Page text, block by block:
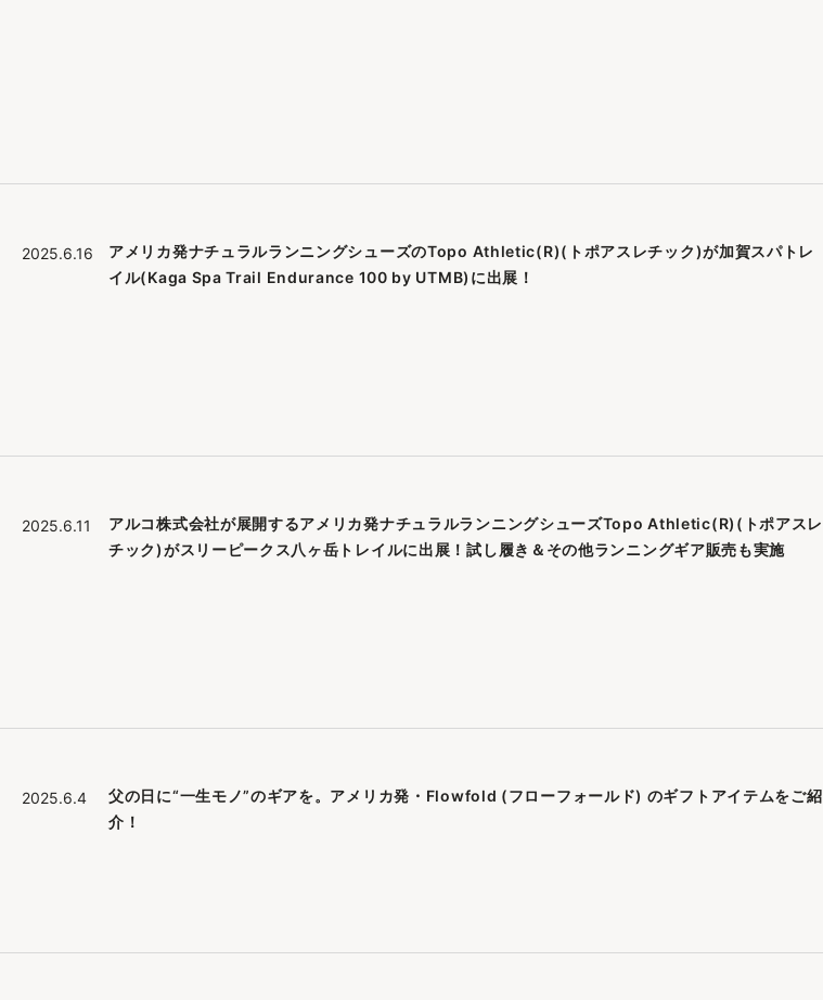
2025.6.16
アメリカ発ナチュラルランニングシューズのTopo Athletic(R)(トポアスレチック)が加賀スパトレ
イル(Kaga Spa Trail Endurance 100 by UTMB)に出展！
2025.6.11
アルコ株式会社が展開するアメリカ発ナチュラルランニングシューズTopo Athletic(R)(トポアスレ
チック)がスリーピークス八ヶ岳トレイルに出展！試し履き＆その他ランニングギア販売も実施
2025.6.4
父の日に“一生モノ”のギアを。アメリカ発・Flowfold (フローフォールド) のギフトアイテムをご紹
介！